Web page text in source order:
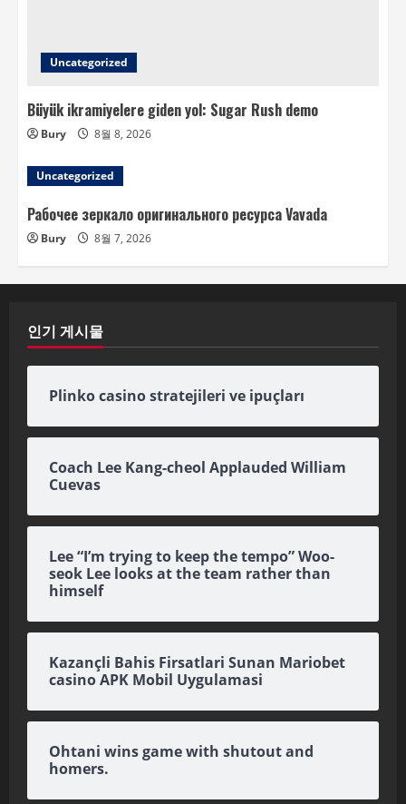
Uncategorized
Büyük ikramiyelere giden yol: Sugar Rush demo
Bury 8월 8, 2026
Uncategorized
Рабочее зеркало оригинального ресурса Vavada
Bury 8월 7, 2026
인기 게시물
Plinko casino stratejileri ve ipuçları
Coach Lee Kang-cheol Applauded William
Cuevas
Lee “I’m trying to keep the tempo” Woo-
seok Lee looks at the team rather than
himself
Kazançli Bahis Firsatlari Sunan Mariobet
casino APK Mobil Uygulamasi
Ohtani wins game with shutout and
homers.